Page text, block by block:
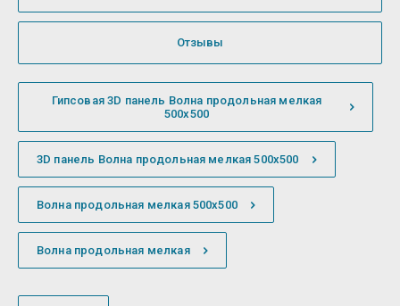
Отзывы
Гипсовая 3D панель Волна продольная мелкая
500х500
3D панель Волна продольная мелкая 500х500
Волна продольная мелкая 500х500
Волна продольная мелкая